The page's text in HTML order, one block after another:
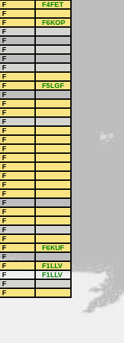
F
F4FET
F
F
F6KOP
F
F
F
F
F
F
F
F5LGF
F
F
F
F
F
F
F
F
F
F
F
F
F
F
F
F
F
F
F6KUF
F
F
F1LLV
F
F1LLV
F
F